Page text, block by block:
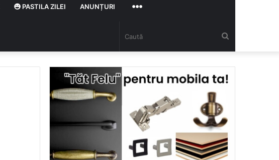
PASTILA ZILEI ANUNȚURI
MULTE